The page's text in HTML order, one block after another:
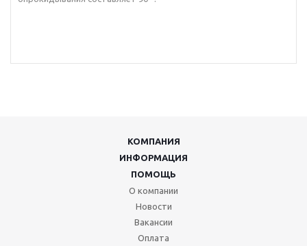
КОМПАНИЯ
ИНФОРМАЦИЯ
ПОМОЩЬ
О компании
Новости
Вакансии
Оплата